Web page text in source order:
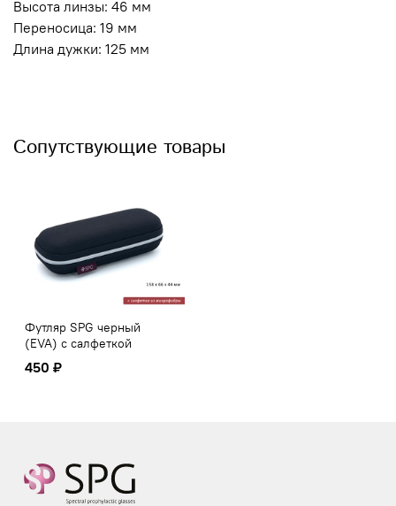
Высота линзы: 46 мм
Переносица: 19 мм
Длина дужки: 125 мм
Сопутствующие товары
Футляр SPG черный
(EVA) с салфеткой
450 ₽